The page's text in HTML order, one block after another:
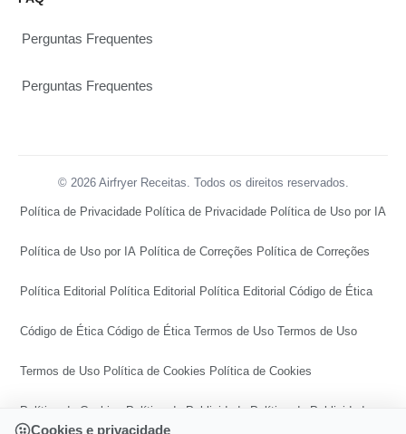
Perguntas Frequentes
Perguntas Frequentes
© 2026 Airfryer Receitas. Todos os direitos reservados.
Política de Privacidade Política de Privacidade Política de Uso por IA
Política de Uso por IA Política de Correções Política de Correções
Política Editorial Política Editorial Política Editorial Código de Ética
Código de Ética Código de Ética Termos de Uso Termos de Uso
Termos de Uso Política de Cookies Política de Cookies
Política de Cookies Política de Publicidade Política de Publicidade
Cookies e privacidade